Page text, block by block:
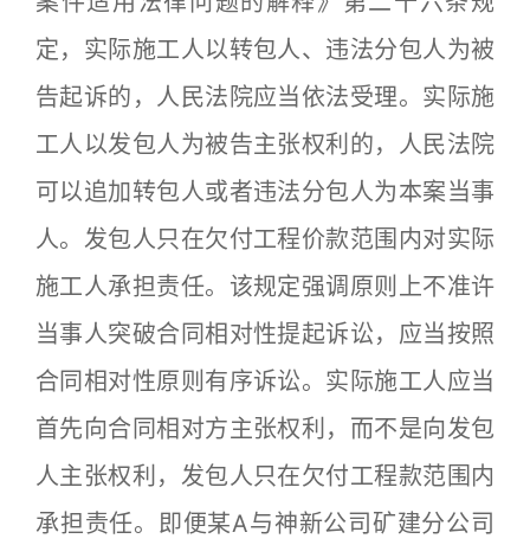
定，实际施工人以转包人、违法分包人为被
告起诉的，人民法院应当依法受理。实际施
工人以发包人为被告主张权利的，人民法院
可以追加转包人或者违法分包人为本案当事
人。发包人只在欠付工程价款范围内对实际
施工人承担责任。该规定强调原则上不准许
当事人突破合同相对性提起诉讼，应当按照
合同相对性原则有序诉讼。实际施工人应当
首先向合同相对方主张权利，而不是向发包
人主张权利，发包人只在欠付工程款范围内
承担责任。即便某A与神新公司矿建分公司